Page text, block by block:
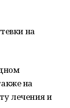
на
на
лечения и